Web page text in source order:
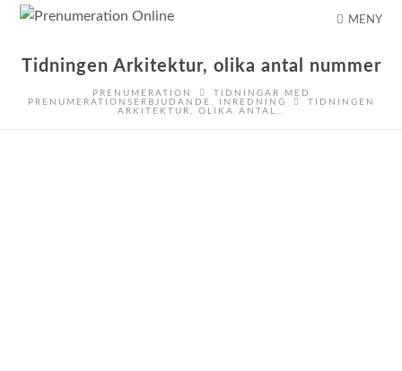
MENY
Tidningen Arkitektur, olika antal nummer
PRENUMERATION
TIDNINGAR MED
PRENUMERATIONSERBJUDANDE , INREDNING
TIDNINGEN
ARKITEKTUR, OLIKA ANTAL…